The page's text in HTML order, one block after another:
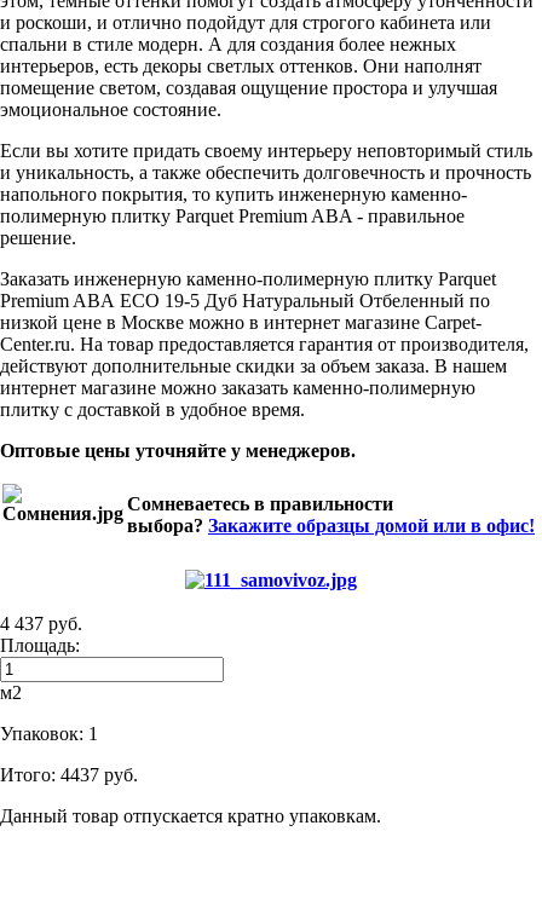
и роскоши, и отлично подойдут для строгого кабинета или
спальни в стиле модерн. А для создания более нежных
интерьеров, есть декоры светлых оттенков. Они наполнят
помещение светом, создавая ощущение простора и улучшая
эмоциональное состояние.
Если вы хотите придать своему интерьеру неповторимый стиль
и уникальность, а также обеспечить долговечность и прочность
напольного покрытия, то купить инженерную каменно-
полимерную плитку Parquet Premium ABA - правильное
решение.
Заказать инженерную каменно-полимерную плитку Parquet
Premium ABA ECO 19-5 Дуб Натуральный Отбеленный по
низкой цене в Москве можно в интернет магазине Carpet-
Center.ru. На товар предоставляется гарантия от производителя,
действуют дополнительные скидки за объем заказа. В нашем
интернет магазине можно заказать каменно-полимерную
плитку с доставкой в удобное время.
Оптовые цены уточняйте у менеджеров.
Сомневаетесь в правильности
выбора? Закажите образцы домой или в офис!
4 437 руб.
Площадь:
м2
Упаковок: 1
Итого: 4437 руб.
Данный товар отпускается кратно упаковкам.